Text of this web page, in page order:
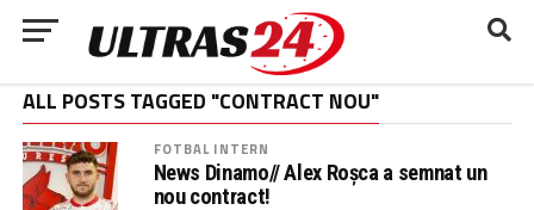
ALL POSTS TAGGED "CONTRACT NOU"
FOTBAL INTERN
News Dinamo// Alex Roșca a semnat un
nou contract!